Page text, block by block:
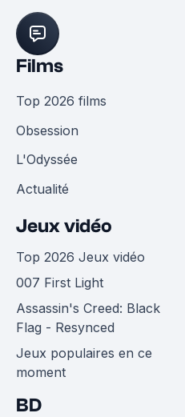
Films
Top 2026 films
Obsession
L'Odyssée
Actualité
Jeux vidéo
Top 2026 Jeux vidéo
007 First Light
Assassin's Creed: Black
Flag - Resynced
Jeux populaires en ce
moment
BD